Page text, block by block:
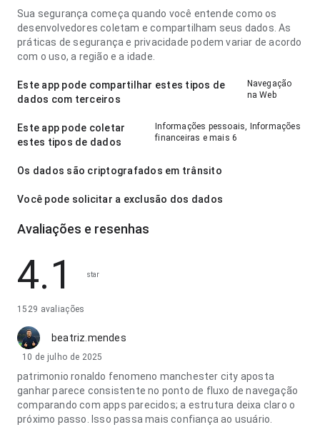
Sua segurança começa quando você entende como os
desenvolvedores coletam e compartilham seus dados. As
práticas de segurança e privacidade podem variar de acordo
com o uso, a região e a idade.
Este app pode compartilhar estes tipos de
dados com terceiros
Navegação
na Web
Este app pode coletar
estes tipos de dados
Informações pessoais, Informações
financeiras e mais 6
Os dados são criptografados em trânsito
Você pode solicitar a exclusão dos dados
Avaliações e resenhas
4.1 star
1529 avaliações
beatriz.mendes
10 de julho de 2025
patrimonio ronaldo fenomeno manchester city aposta
ganhar parece consistente no ponto de fluxo de navegação
comparando com apps parecidos; a estrutura deixa claro o
próximo passo. Isso passa mais confiança ao usuário.